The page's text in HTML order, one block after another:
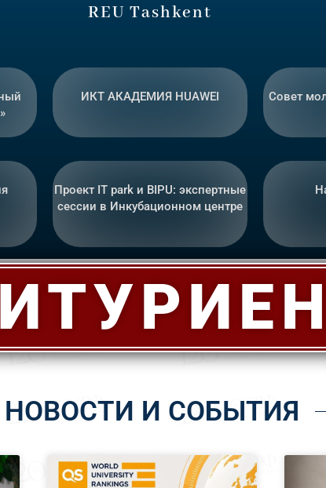
REU Tashkent
ИКТ АКАДЕМИЯ HUAWEI Совет
Проект IT park и BIPU: экспертные
сессии в Инкубационном центре
НОВОСТИ И СОБЫТИЯ